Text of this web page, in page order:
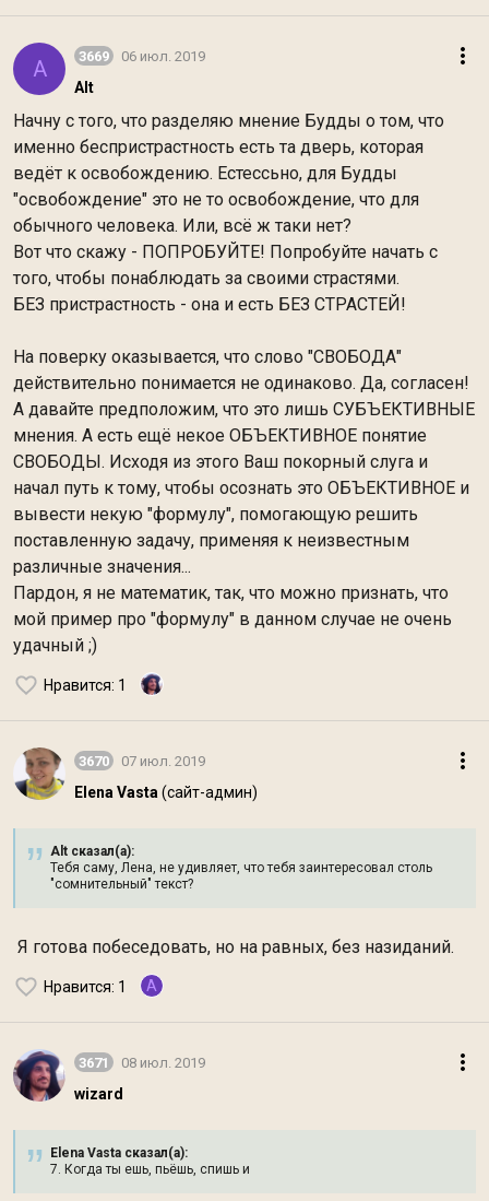
A 3669 06 июл. 2019
Alt
Начну с того, что разделяю мнение Будды о том, что
именно беспристрастность есть та дверь, которая
ведёт к освобождению. Естессьно, для Будды
"освобождение" это не то освобождение, что для
обычного человека. Или, всё ж таки нет?
Вот что скажу - ПОПРОБУЙТЕ! Попробуйте начать с
того, чтобы понаблюдать за своими страстями.
БЕЗ пристрастность - она и есть БЕЗ СТРАСТЕЙ!
На поверку оказывается, что слово "СВОБОДА"
действительно понимается не одинаково. Да, согласен!
А давайте предположим, что это лишь СУБЪЕКТИВНЫЕ
мнения. А есть ещё некое ОБЪЕКТИВНОЕ понятие
СВОБОДЫ. Исходя из этого Ваш покорный слуга и
начал путь к тому, чтобы осознать это ОБЪЕКТИВНОЕ и
вывести некую "формулу", помогающую решить
поставленную задачу, применяя к неизвестным
различные значения...
Пардон, я не математик, так, что можно признать, что
мой пример про "формулу" в данном случае не очень
удачный ;)
Нравится: 1
3670 07 июл. 2019
Elena Vasta (сайт-админ)
Alt сказал(а):
Тебя саму, Лена, не удивляет, что тебя заинтересовал столь
"сомнительный" текст?
Я готова побеседовать, но на равных, без назиданий.
Нравится: 1 A
3671 08 июл. 2019
wizard
Elena Vasta сказал(а):
7. Когда ты ешь, пьёшь, спишь и